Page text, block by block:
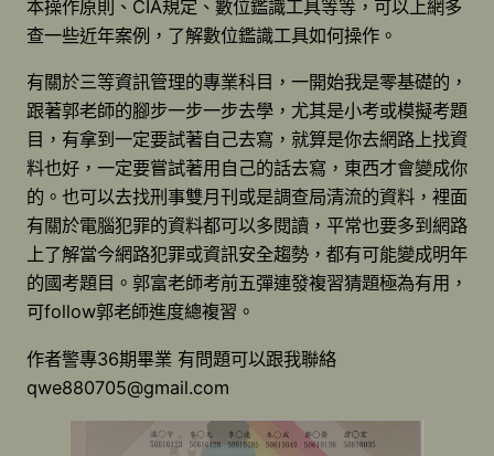
本操作原則、CIA規定、數位鑑識工具等等，可以上網多
查一些近年案例，了解數位鑑識工具如何操作。
有關於三等資訊管理的專業科目，一開始我是零基礎的，
跟著郭老師的腳步一步一步去學，尤其是小考或模擬考題
目，有拿到一定要試著自己去寫，就算是你去網路上找資
料也好，一定要嘗試著用自己的話去寫，東西才會變成你
的。也可以去找刑事雙月刊或是調查局清流的資料，裡面
有關於電腦犯罪的資料都可以多閱讀，平常也要多到網路
上了解當今網路犯罪或資訊安全趨勢，都有可能變成明年
的國考題目。郭富老師考前五彈連發複習猜題極為有用，
可follow郭老師進度總複習。
作者警專36期畢業 有問題可以跟我聯絡
qwe880705@gmail.com